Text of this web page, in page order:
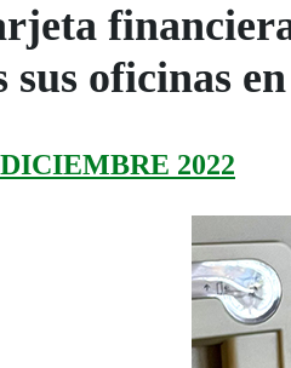
sus oficinas
DICIEMBRE 2022